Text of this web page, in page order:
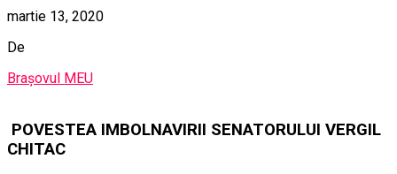
martie 13, 2020
De
Brașovul MEU
POVESTEA IMBOLNAVIRII SENATORULUI VERGIL
CHITAC